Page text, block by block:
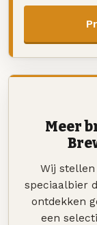
Meer
Wij
speciaalbier
ontdekken
een